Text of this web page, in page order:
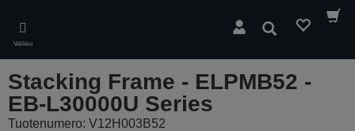
main
content
Valikko
Hae
Stacking Frame - ELPMB52 -
EB-L30000U Series
Tuotenumero: V12H003B52